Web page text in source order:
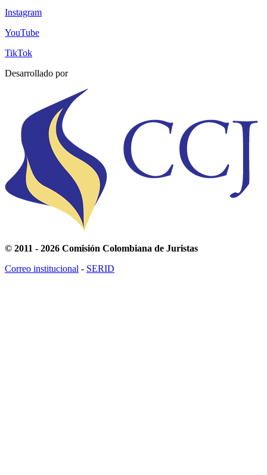
Instagram
YouTube
TikTok
Desarrollado por
© 2011 - 2026 Comisión Colombiana de Juristas
Correo institucional - SERID